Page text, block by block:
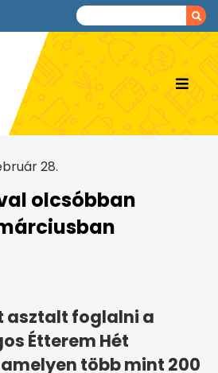
28.
olcsóbban
asztalt foglalni a
Étterem Hét
több mint 200